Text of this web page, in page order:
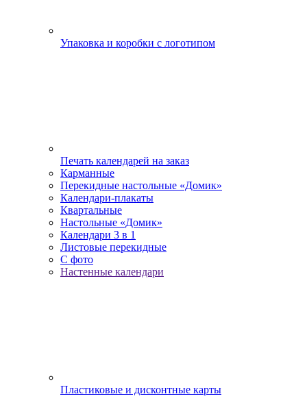
Упаковка и коробки с логотипом
Печать календарей на заказ
Карманные
Перекидные настольные «Домик»
Календари-плакаты
Квартальные
Настольные «Домик»
Календари 3 в 1
Листовые перекидные
С фото
Настенные календари
Пластиковые и дисконтные карты